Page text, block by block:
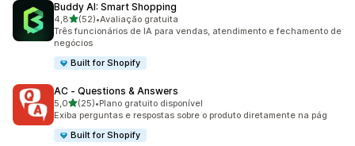
Buddy AI: Smart Shopping
4,8de 5 estrelas
(52)
52 avaliações ao todo
•Avaliação gratuita
Três funcionários de IA para vendas, atendimento e fechamento de
negócios
Built for Shopify
AC ‑ Questions & Answers
5,0de 5 estrelas
(25)
25 avaliações ao todo
•Plano gratuito disponível
Exiba perguntas e respostas sobre o produto diretamente na pág
Built for Shopify